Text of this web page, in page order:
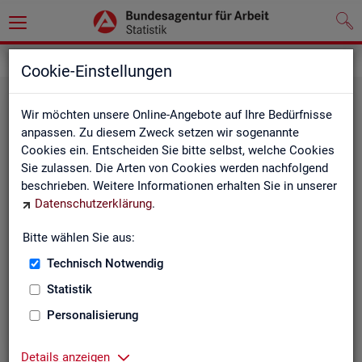
Cookie-Einstellungen
Wir möchten unsere Online-Angebote auf Ihre Bedürfnisse
anpassen. Zu diesem Zweck setzen wir sogenannte
Cookies ein. Entscheiden Sie bitte selbst, welche Cookies
Sie zulassen. Die Arten von Cookies werden nachfolgend
beschrieben. Weitere Informationen erhalten Sie in unserer
Datenschutzerklärung.
Bitte wählen Sie aus:
Technisch Notwendig
Statistik
Personalisierung
Details anzeigen
Der Bericht gibt einen Überblick über die aktuelle
Entwicklung am Arbeits- und Ausbildungsmarkt in